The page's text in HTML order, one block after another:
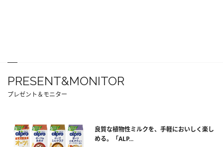
PRESENT&MONITOR
プレゼント＆モニター
良質な植物性ミルクを、手軽においしく楽し
める。「ALP...